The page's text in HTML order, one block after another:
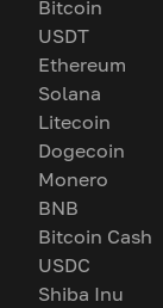
Bitcoin
USDT
Ethereum
Solana
Litecoin
Dogecoin
Monero
BNB
Bitcoin Cash
USDC
Shiba Inu